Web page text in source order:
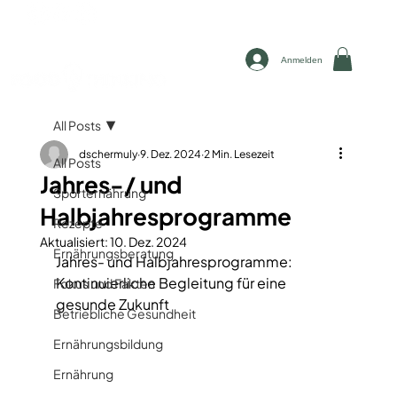
Anmelden
All Posts
Sporternährung
Rezepte
Ernährungsberatung
Fokus und Fakten
Betriebliche Gesundheit
Ernährungsbildung
Ernährung
All Posts
Jahres-/ und
Halbjahresprogramme
dschermuly 9. Dez. 2024 2 Min. Lesezeit
Aktualisiert:10. Dez. 2024
Jahres- und Halbjahresprogramme:
Kontinuierliche Begleitung für eine
gesunde Zukunft